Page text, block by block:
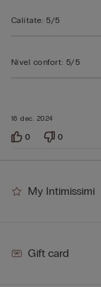
16 dec. 2024
Calitate: 5/5
Nivel confort: 5/5
0 0
My Intimissimi
Gift card